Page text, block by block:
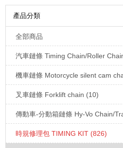
產品分類
全部商品
汽車鏈條 Timing Chain/Roller
機車鏈條 Motorcycle silent cam
叉車鏈條 Forklift chain (10)
傳動車-分動箱鏈條 Hy-Vo Chain/
時規修理包 TIMING KIT (826)